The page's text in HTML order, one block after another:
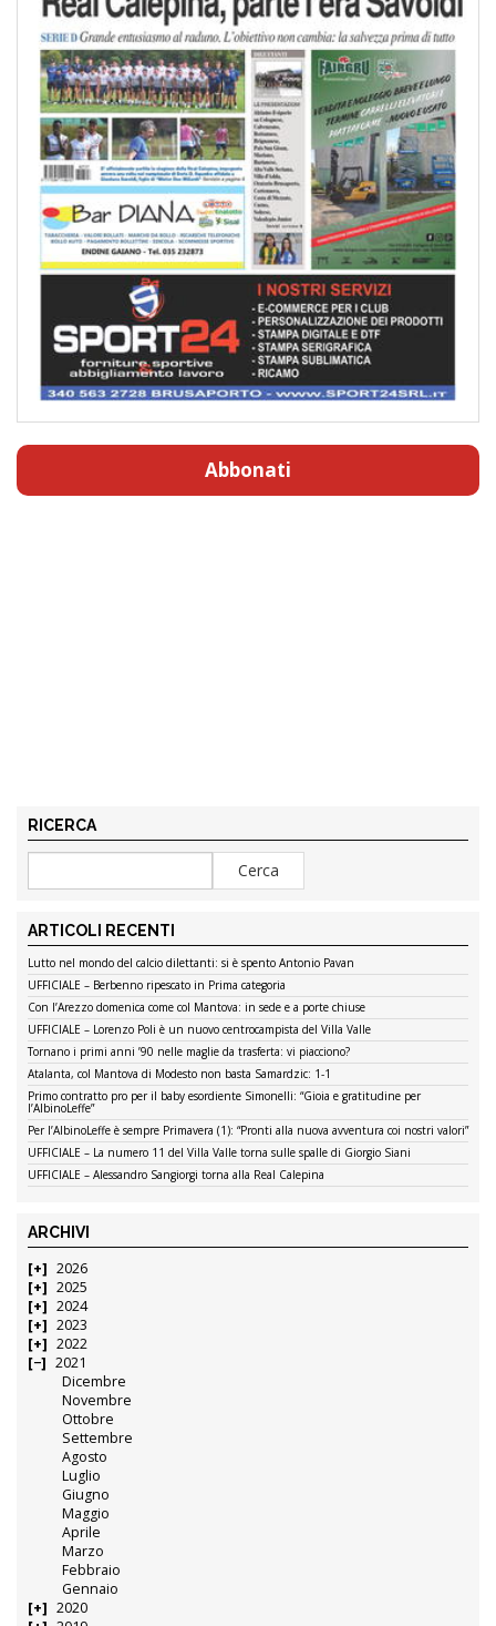
Abbonati
RICERCA
ARTICOLI RECENTI
Lutto nel mondo del calcio dilettanti: si è spento Antonio Pavan
UFFICIALE – Berbenno ripescato in Prima categoria
Con l’Arezzo domenica come col Mantova: in sede e a porte chiuse
UFFICIALE – Lorenzo Poli è un nuovo centrocampista del Villa Valle
Tornano i primi anni ’90 nelle maglie da trasferta: vi piacciono?
Atalanta, col Mantova di Modesto non basta Samardzic: 1-1
Primo contratto pro per il baby esordiente Simonelli: “Gioia e gratitudine per
l’AlbinoLeffe”
Per l’AlbinoLeffe è sempre Primavera (1): “Pronti alla nuova avventura coi nostri valori”
UFFICIALE – La numero 11 del Villa Valle torna sulle spalle di Giorgio Siani
UFFICIALE – Alessandro Sangiorgi torna alla Real Calepina
ARCHIVI
2026
2025
2024
2023
2022
2021
Dicembre
Novembre
Ottobre
Settembre
Agosto
Luglio
Giugno
Maggio
Aprile
Marzo
Febbraio
Gennaio
2020